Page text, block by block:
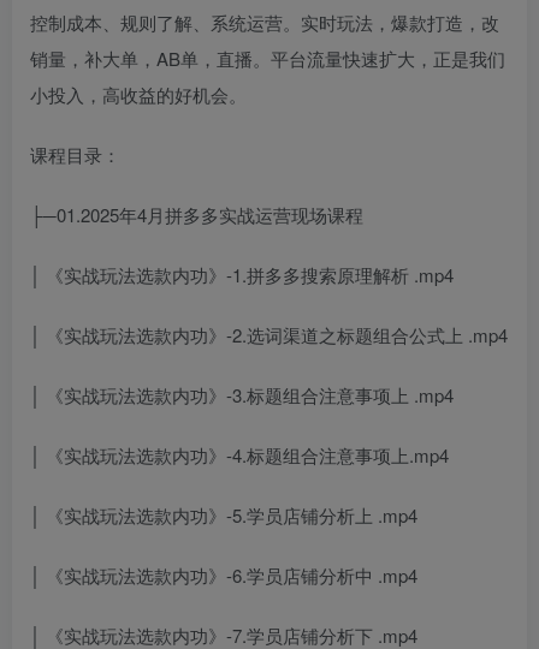
控制成本、规则了解、系统运营。实时玩法，爆款打造，改
销量，补大单，AB单，直播。平台流量快速扩大，正是我们
小投入，高收益的好机会。
课程目录：
├─01.2025年4月拼多多实战运营现场课程
│ 《实战玩法选款内功》-1.拼多多搜索原理解析 .mp4
│ 《实战玩法选款内功》-2.选词渠道之标题组合公式上 .mp4
│ 《实战玩法选款内功》-3.标题组合注意事项上 .mp4
│ 《实战玩法选款内功》-4.标题组合注意事项上.mp4
│ 《实战玩法选款内功》-5.学员店铺分析上 .mp4
│ 《实战玩法选款内功》-6.学员店铺分析中 .mp4
│ 《实战玩法选款内功》-7.学员店铺分析下 .mp4